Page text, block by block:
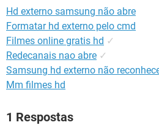
Hd externo samsung não abre
Formatar hd externo pelo cmd
Filmes online gratis hd ✓
Redecanais nao abre ✓
Samsung hd externo não
Mm filmes hd
1 Respostas